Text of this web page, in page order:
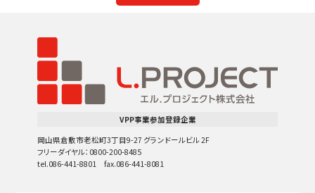
VPP事業参加登録企業
岡山県倉敷市老松町3丁目9-27 グランドールビル 2F
フリーダイヤル：0800-200-8485
tel.086-441-8801 fax.086-441-8081